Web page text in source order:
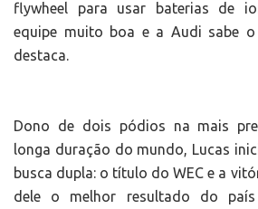
flywheel para usar baterias de
equipe muito boa e a Audi sabe o
destaca.
Dono de dois pódios na mais
longa duração do mundo, Lucas
busca dupla: o título do WEC e a
dele o melhor resultado do